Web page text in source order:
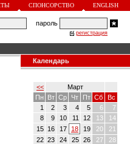
СПОНСОРСТВО ENGLISH
пароль
регистрация
Календарь
<<
Март
Пн
Вт Ср Чт Пт Сб
Вс
1
2 3 4 5 6
7
8
9 10 11 12 13
14
15 16 17 18 19 20
21
22 23 24 25 26 27
28